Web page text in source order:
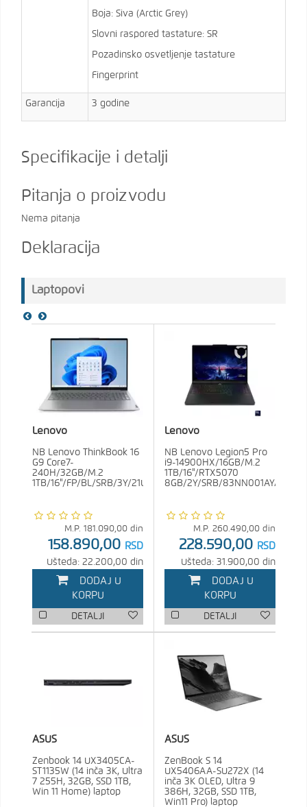
Boja: Siva (Arctic Grey)
Slovni raspored tastature: SR
Pozadinsko osvetljenje tastature
Fingerprint
Garancija 3 godine
Specifikacije i detalji
Pitanja o proizvodu
Nema pitanja
Deklaracija
Laptopovi
Lenovo
NB Lenovo ThinkBook 16
G9 Core7-
240H/32GB/M.2
1TB/16"/FP/BL/SRB/3Y/21US005VYA
M.P. 181.090,00 din
158.890,00 RSD
Ušteda: 22.200,00 din
DODAJ U
KORPU
DETALJI
Lenovo
NB Lenovo Legion5 Pro
i9-14900HX/16GB/M.2
1TB/16"/RTX5070
8GB/2Y/SRB/83NN001AYA
M.P. 260.490,00 din
228.590,00 RSD
Ušteda: 31.900,00 din
DODAJ U
KORPU
DETALJI
ASUS
Zenbook 14 UX3405CA-
ST1135W (14 inča 3K, Ultra
7 255H, 32GB, SSD 1TB,
Win 11 Home) laptop
ASUS
ZenBook S 14
UX5406AA-SU272X (14
inča 3K OLED, Ultra 9
386H, 32GB, SSD 1TB,
Win11 Pro) laptop